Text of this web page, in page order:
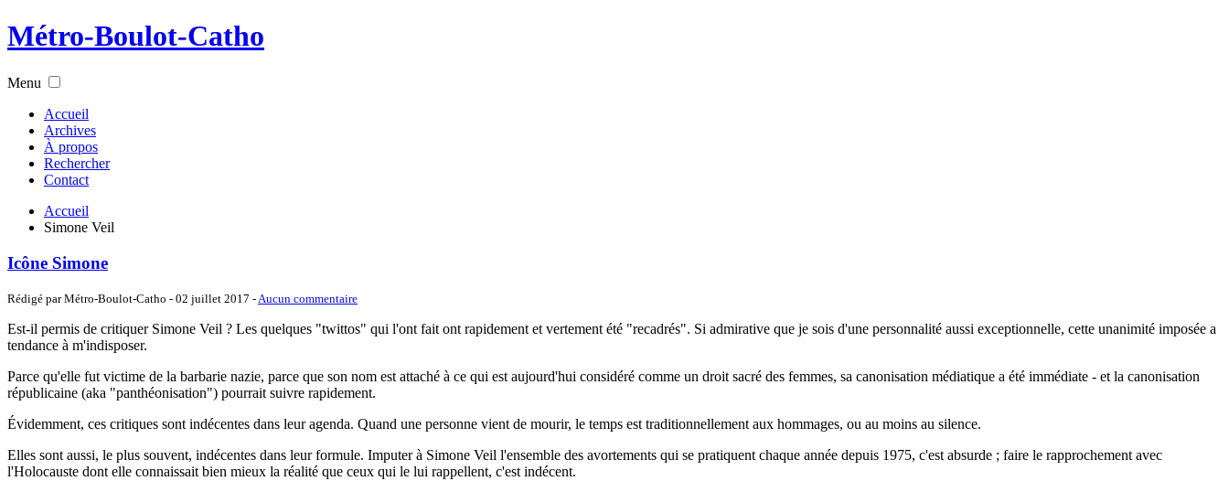
Métro-Boulot-Catho
Menu
Accueil
Archives
À propos
Rechercher
Contact
Accueil
Simone Veil
Icône Simone
Rédigé par Métro-Boulot-Catho - 02 juillet 2017 -Aucun commentaire
Est-il permis de critiquer Simone Veil ? Les quelques "twittos" qui l'ont fait ont rapidement et vertement été "recadrés". Si admirative que je sois d'une personnalité aussi exceptionnelle, cette unanimité imposée a
tendance à m'indisposer.
Parce qu'elle fut victime de la barbarie nazie, parce que son nom est attaché à ce qui est aujourd'hui considéré comme un droit sacré des femmes, sa canonisation médiatique a été immédiate - et la canonisation
républicaine (aka "panthéonisation") pourrait suivre rapidement.
Évidemment, ces critiques sont indécentes dans leur agenda. Quand une personne vient de mourir, le temps est traditionnellement aux hommages, ou au moins au silence.
Elles sont aussi, le plus souvent, indécentes dans leur formule. Imputer à Simone Veil l'ensemble des avortements qui se pratiquent chaque année depuis 1975, c'est absurde ; faire le rapprochement avec
l'Holocauste dont elle connaissait bien mieux la réalité que ceux qui le lui rappellent, c'est indécent.